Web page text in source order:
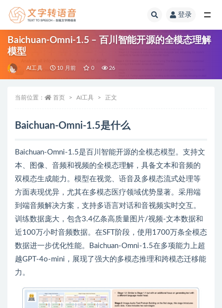
登录
Baichuan-Omni-1.5 – 百川智能开源的全模态理解
模型
AI工具 10 月前 0 26
当前位置： 首页 AI工具 正文
Baichuan-Omni-1.5是什么
Baichuan-Omni-1.5是百川智能开源的全模态模型。支持文
本、图像、音频和视频的全模态理解，具备文本和音频的
双模态生成能力。模型在视觉、语音及多模态流式处理等
方面表现优异，尤其在多模态医疗领域优势显著。采用端
到端音频解决方案，支持多语言对话和音视频实时交互。
训练数据庞大，包含3.4亿条高质量图片/视频-文本数据和
近100万小时音频数据。在SFT阶段，使用1700万条全模态
数据进一步优化性能。Baichuan-Omni-1.5在多项能力上超
越GPT-4o-mini，展现了强大的多模态推理和跨模态迁移能
力。